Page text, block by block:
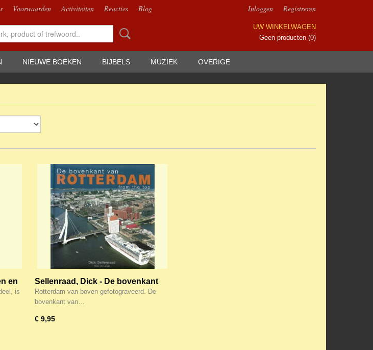
Voorwaarden Activiteiten Reacties Blog Inloggen Registreren
UW WINKELWAGEN
Geen producten (0)
NIEUWE BOEKEN BIJBELS MUZIEK OVERIGE
en
is
Sellenraad, Dick - De bovenkant
van Rotterdam
Rotterdam van boven gefotograveerd. De
bovenkant van…
€ 9,95